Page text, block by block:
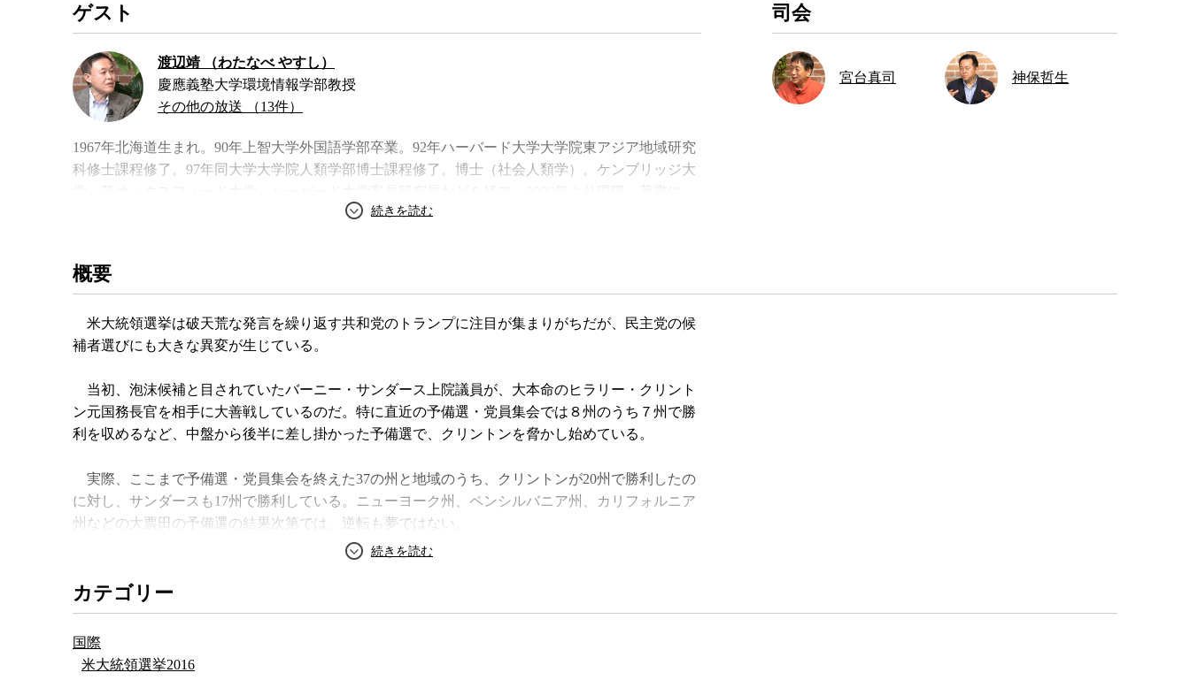
ゲスト
渡辺靖 （わたなべ やすし）
慶應義塾大学環境情報学部教授
その他の放送 （13件）
1967年北海道生まれ。90年上智大学外国語学部卒業。92年ハーバード大学大学院東アジア地域研究
科修士課程修了。97年同大学大学院人類学部博士課程修了。博士（社会人類学）。ケンブリッジ大
『アメリカのジレンマ・実験国家はどこへゆくのか』、『リバタリアニズム アメリカを揺るがす自
白人ナショナリズム アメリカとは何か
司会
宮台真司 神保哲生
概要
米大統領選挙は破天荒な発言を繰り返す共和党のトランプに注目が集まりがちだが、民主党の候
補者選びにも大きな異変が生じている。
当初、泡沫候補と目されていたバーニー・サンダース上院議員が、大本命のヒラリー・クリント
ン元国務長官を相手に大善戦しているのだ。特に直近の予備選・党員集会では８州のうち７州で勝
利を収めるなど、中盤から後半に差し掛かった予備選で、クリントンを脅かし始めている。
実際、ここまで予備選・党員集会を終えた37の州と地域のうち、クリントンが20州で勝利したの
に対し、サンダースも17州で勝利している。ニューヨーク州、ペンシルバニア州、カリフォルニア
州などの大票田の予備選の結果次第では、逆転も夢ではない。
数では、クリントン候補が依然として圧倒的なリードを続けている。なぜならば、民主党の候補者
選びでは一般の党員よりも、党の幹部や中枢がより強い発言力を持つからだ。
アメリカ大統領の民主・共和両党の候補者選びは、各州で候補者を決める投票を行うが、その投
カテゴリー
国際
米大統領選挙2016